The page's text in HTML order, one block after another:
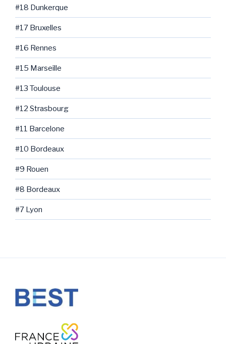
#18 Dunkerque
#17 Bruxelles
#16 Rennes
#15 Marseille
#13 Toulouse
#12 Strasbourg
#11 Barcelone
#10 Bordeaux
#9 Rouen
#8 Bordeaux
#7 Lyon